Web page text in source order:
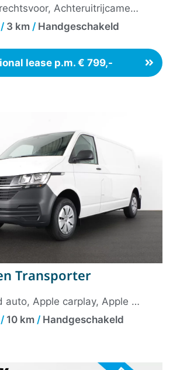
2 zitplaatsen rechtsvoor, Achteruitrijcamera, Airco, Bandenspanningscontrolesysteem, Bluetooth, Bluetooth telefoonvoorbereiding, Cruise control, Dab, Dimlichten automatisch en regensensor, LED dagrijverlichting, Lendesteunen (verstelbaar), Parkeersensor achter, Vering verzwaard, Verkeersbord detectie, Vermoeidheids herkenning, Visibility-pakket, 12Volt aansluiting, Achteruitrijcamera, Airbag bestuurder, Airbag passagier, Alarm klasse 1(startblokkering), Anti Blokkeer Systeem, Anti doorSlip Regeling, Armsteun, Armsteun voor, Autonomous Emergency Braking, Bestuurdersstoel in hoogte verstelbaar, Boordcomputer, Brake Assist System, Buitenspiegels elektrisch verstel- en verwarmbaar, Centrale deurvergrendeling met afstandsbediening, Elektrische ramen voor, Elektronisch Stabiliteits Programma, Fabrieksgarantie, Grootlichtassistent, Hill hold functie, Kleur wit, Multimedia-voorbereiding, Niet in gerookt, Radio, Reservewiel, Rijstrooksensor met correctie, Roetfilter, Stuurbekrachtiging, Stuurbekrachtiging snelheidsafhankelijk, Stuur verstelbaar, Tussenschot volledig, Zijschuifdeur rechts,
/ 3 km / Handgeschakeld
lease p.m. € 799,-
Transporter
Airco, Android auto, Apple carplay, Apple Carplay/Android Auto, Armsteun voor, Autotelefoonvoorbereiding met bluetooth, Bandenspanningscontrolesysteem, Comfortstoel(en), Cruise control, Dab, Elektrische ramen voor, Executive Plus-pakket, Lederen stuurwiel, Lendesteunen (verstelbaar), Multifunctioneel lederen stuurwiel, Navigatiesysteem full map, Reservewiel, Zijwandbekleding laadruimte, 12Volt aansluiting, Airbag bestuurder, Airbag passagier, Alarm klasse 1(startblokkering), Anti Blokkeer Systeem, Anti doorSlip Regeling, Audio installatie, Bestuurdersstoel in hoogte verstelbaar, Bluetooth telefoonvoorbereiding, Boordcomputer, Buitenspiegels elektrisch verstelbaar, Buitenspiegels verwarmbaar, Elektronisch Sper Differentieel, Elektronisch Stabiliteits Programma, Fabrieksgarantie, Hill hold functie, Multimedia-voorbereiding, Navigatiesysteem, Niet in gerookt, Radio, Stuur verstelbaar, Vermoeidheids herkenning, Vervolgbotsing preventie, Zijschuifdeur rechts, Zijwind assistent,
/ 10 km / Handgeschakeld